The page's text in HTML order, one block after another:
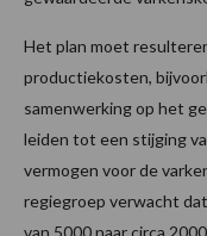
Het plan moet
productiekosten,
samenwerking op het
leiden tot een stijging
vermogen voor de
regiegroep verwacht
van 5000 naar circa